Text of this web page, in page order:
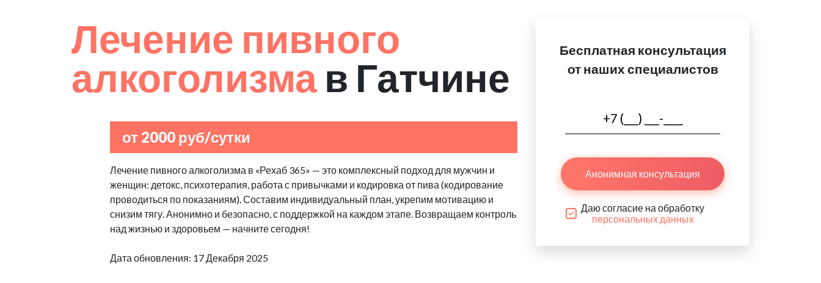
Лечение пивного
алкоголизма в Гатчине
от 2000 руб/сутки
Лечение пивного алкоголизма в «Рехаб 365» — это комплексный подход для мужчин и
женщин: детокс, психотерапия, работа с привычками и кодировка от пива (кодирование
проводиться по показаниям). Составим индивидуальный план, укрепим мотивацию и
снизим тягу. Анонимно и безопасно, с поддержкой на каждом этапе. Возвращаем контроль
над жизнью и здоровьем — начните сегодня!
Дата обновления: 17 Декабря 2025
Бесплатная консультация
от наших специалистов
Анонимная консультация
Даю согласие на обработку
персональных данных